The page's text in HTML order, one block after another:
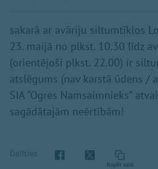
sakarā ar avāriju siltumtīklos
23. maijā no plkst. 10.30 līdz
(orientējoši plkst. 22.00) ir
atslēgums (nav karstā ūdens /
SIA “Ogres Namsaimnieks”
sagādātajām neērtībām!
Dalīties
Kopēt saiti